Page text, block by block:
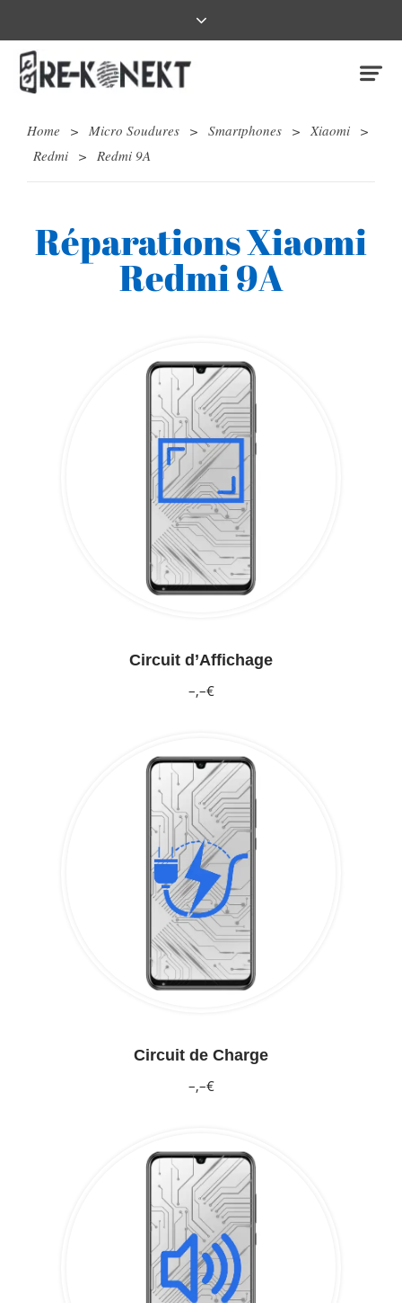
Home > Micro Soudures > Smartphones > Xiaomi >
Redmi > Redmi 9A
Réparations Xiaomi
Redmi 9A
Circuit d’Affichage
–,–€
Circuit de Charge
–,–€